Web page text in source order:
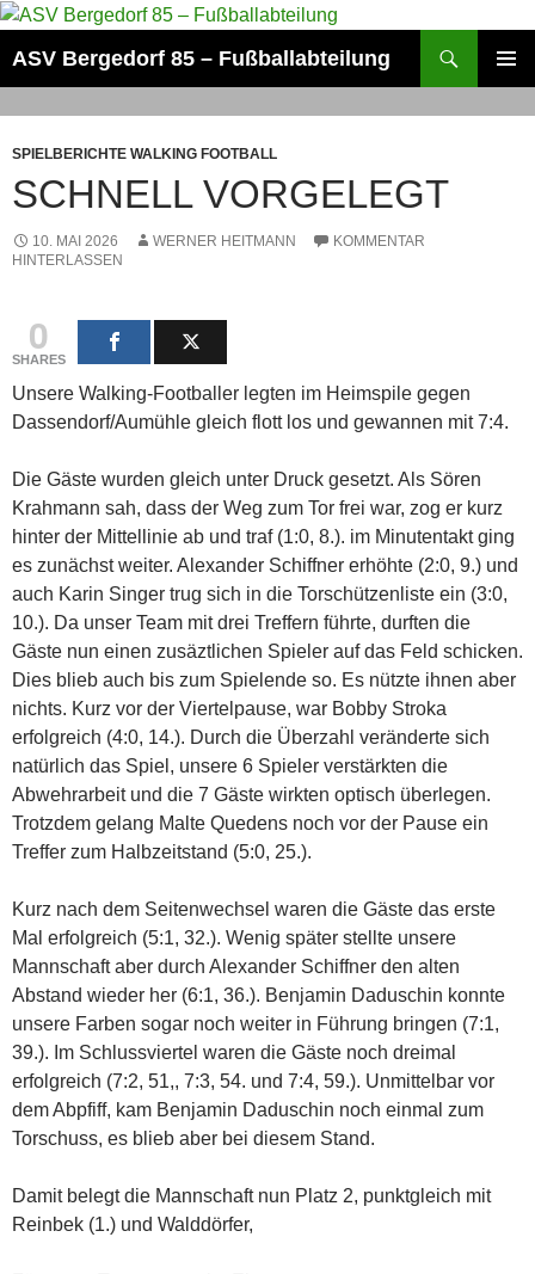
Zum
springen
ASV Bergedorf 85 – Fußballabteilung
SPIELBERICHTE WALKING FOOTBALL
SCHNELL VORGELEGT
10. MAI 2026 WERNER HEITMANN
KOMMENTAR
HINTERLASSEN
0
SHARES
Unsere Walking-Footballer legten im Heimspile gegen
Dassendorf/Aumühle gleich flott los und gewannen mit 7:4.
Die Gäste wurden gleich unter Druck gesetzt. Als Sören
Krahmann sah, dass der Weg zum Tor frei war, zog er kurz
hinter der Mittellinie ab und traf (1:0, 8.). im Minutentakt ging
es zunächst weiter. Alexander Schiffner erhöhte (2:0, 9.) und
auch Karin Singer trug sich in die Torschützenliste ein (3:0,
10.). Da unser Team mit drei Treffern führte, durften die
Gäste nun einen zusäztlichen Spieler auf das Feld schicken.
Dies blieb auch bis zum Spielende so. Es nützte ihnen aber
nichts. Kurz vor der Viertelpause, war Bobby Stroka
erfolgreich (4:0, 14.). Durch die Überzahl veränderte sich
natürlich das Spiel, unsere 6 Spieler verstärkten die
Abwehrarbeit und die 7 Gäste wirkten optisch überlegen.
Trotzdem gelang Malte Quedens noch vor der Pause ein
Treffer zum Halbzeitstand (5:0, 25.).
Kurz nach dem Seitenwechsel waren die Gäste das erste
Mal erfolgreich (5:1, 32.). Wenig später stellte unsere
Mannschaft aber durch Alexander Schiffner den alten
Abstand wieder her (6:1, 36.). Benjamin Daduschin konnte
unsere Farben sogar noch weiter in Führung bringen (7:1,
39.). Im Schlussviertel waren die Gäste noch dreimal
erfolgreich (7:2, 51,, 7:3, 54. und 7:4, 59.). Unmittelbar vor
dem Abpfiff, kam Benjamin Daduschin noch einmal zum
Torschuss, es blieb aber bei diesem Stand.
Damit belegt die Mannschaft nun Platz 2, punktgleich mit
Reinbek (1.) und Walddörfer,